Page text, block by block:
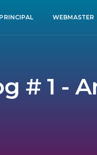
PRINCIPAL WEBMASTER
# 1 -